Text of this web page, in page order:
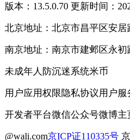
版本：13.5.0.70 更新时间：
北京地址：北京市昌平区安居
南京地址：南京市建邺区永初
未成年人防沉迷系统米币
用户应用权限隐私协议用户服
开发者平台微信公众号微博主
@wali.com京ICP证110335号